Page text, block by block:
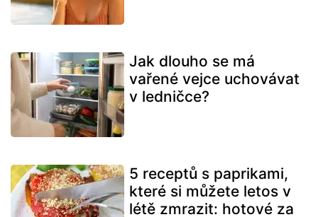
Jak dlouho se má
vařené vejce uchovávat
v ledničce?
5 receptů s paprikami,
které si můžete letos v
létě zmrazit: hotové za